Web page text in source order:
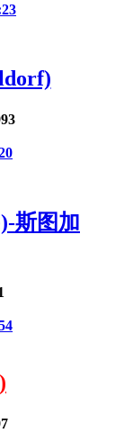
斯图加